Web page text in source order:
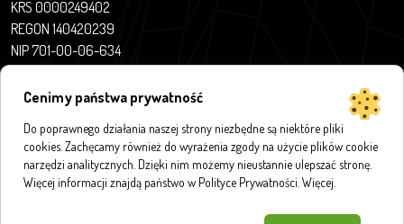
Cenimy państwa prywatność
Do poprawnego działania naszej strony niezbędne są niektóre pliki
cookies. Zachęcamy również do wyrażenia zgody na użycie plików cookie
narzędzi analitycznych. Dzięki nim możemy nieustannie ulepszać stronę.
Więcej informacji znajdą państwo w Polityce Prywatności. Więcej
KRS 0000249402
REGON 140420239
NIP 701-00-06-634
O nas
Projekty badawcze
Publikacje
Bazy i aplikacje
Innymi słowy